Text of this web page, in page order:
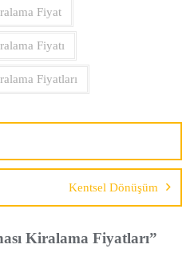
Fiyat
Fiyatı
Fiyatları
Kentsel Dönüşüm
Kiralama Fiyatları”